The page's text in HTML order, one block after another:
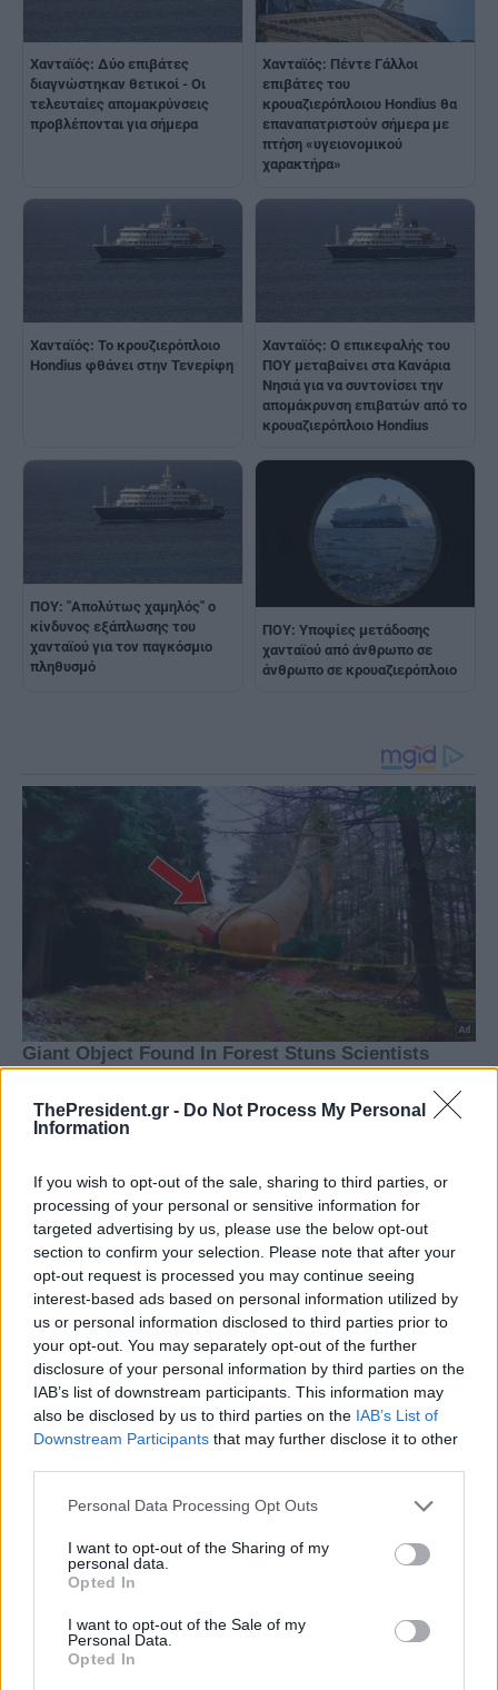
ThePresident.gr - Do Not Process My Personal
Information
If you wish to opt-out of the sale, sharing to third parties, or
processing of your personal or sensitive information for
targeted advertising by us, please use the below opt-out
section to confirm your selection. Please note that after your
opt-out request is processed you may continue seeing
interest-based ads based on personal information utilized by
us or personal information disclosed to third parties prior to
your opt-out. You may separately opt-out of the further
disclosure of your personal information by third parties on the
IAB’s list of downstream participants. This information may
also be disclosed by us to third parties on the IAB’s List of
Downstream Participants that may further disclose it to other
Personal Data Processing Opt Outs
I want to opt-out of the Sharing of my
personal data.
Opted In
I want to opt-out of the Sale of my
Personal Data.
Opted In
Χανταϊός: Δύο επιβάτες
διαγνώστηκαν θετικοί - Οι
τελευταίες απομακρύνσεις
προβλέπονται για σήμερα
Χανταϊός: Πέντε Γάλλοι
επιβάτες του
κρουαζιερόπλοιου Hondius θα
επαναπατριστούν σήμερα με
πτήση «υγειονομικού
χαρακτήρα»
Χανταϊός: Το κρουζιερόπλοιο
Hondius φθάνει στην Τενερίφη
Χανταϊός: Ο επικεφαλής του
ΠΟΥ μεταβαίνει στα Κανάρια
Νησιά για να συντονίσει την
απομάκρυνση επιβατών από το
κρουαζιερόπλοιο Hondius
ΠOY: "Απολύτως χαμηλός" ο
κίνδυνος εξάπλωσης του
χανταϊού για τον παγκόσμιο
πληθυσμό
ΠΟΥ: Υποψίες μετάδοσης
χανταϊού από άνθρωπο σε
άνθρωπο σε κρουαζιερόπλοιο